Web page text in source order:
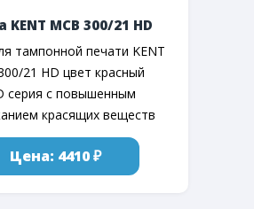
KENT MCB 300/21 HD
тампонной печати KENT
21 HD цвет красный
серия с повышенным
красящих веществ
Цена: 4410 ₽